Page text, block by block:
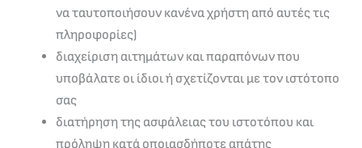
να ταυτοποιήσουν κανένα χρήστη από αυτές τις
πληροφορίες)
διαχείριση αιτημάτων και παραπόνων που
υποβάλατε οι ίδιοι ή σχετίζονται με τον ιστότοπο
σας
διατήρηση της ασφάλειας του ιστοτόπου και
πρόληψη κατά οποιασδήποτε απάτης